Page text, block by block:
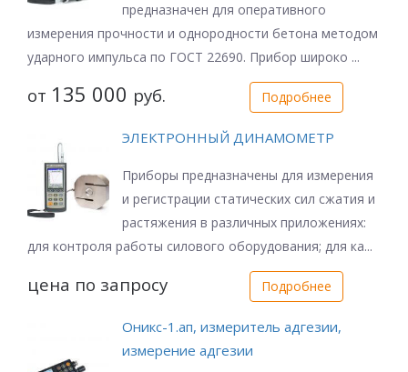
предназначен для оперативного
измерения прочности и однородности бетона методом
ударного импульса по ГОСТ 22690. Прибор широко ...
от 135 000 руб. Подробнее
ЭЛЕКТРОННЫЙ ДИНАМОМЕТР
Приборы предназначены для измерения
и регистрации статических сил сжатия и
растяжения в различных приложениях:
для контроля работы силового оборудования; для ка...
цена по запросу Подробнее
Оникс-1.ап, измеритель адгезии,
измерение адгезии